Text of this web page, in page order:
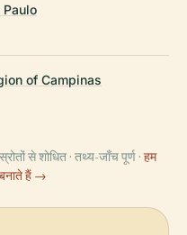
Paulo
of Campinas
से शोधित · तथ्य-जाँच पूर्ण · हम
हैं →